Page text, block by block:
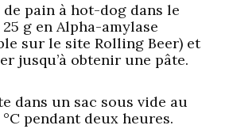
de pain à hot-dog dans le
g en Alpha-amylase
sur le site Rolling Beer) et
jusqu’à obtenir une pâte.
dans un sac sous vide au
pendant deux heures.